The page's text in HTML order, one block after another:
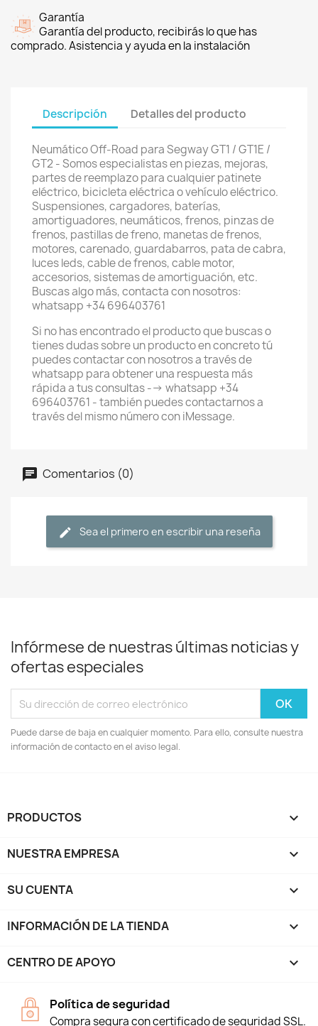
Garantía
Garantía del producto, recibirás lo que has
comprado. Asistencia y ayuda en la instalación
Descripción Detalles del producto
Neumático Off-Road para Segway GT1 / GT1E /
GT2 - Somos especialistas en piezas, mejoras,
partes de reemplazo para cualquier patinete
eléctrico, bicicleta eléctrica o vehículo eléctrico.
Suspensiones, cargadores, baterías,
amortiguadores, neumáticos, frenos, pinzas de
frenos, pastillas de freno, manetas de frenos,
motores, carenado, guardabarros, pata de cabra,
luces leds, cable de frenos, cable motor,
accesorios, sistemas de amortiguación, etc.
Buscas algo más, contacta con nosotros:
whatsapp +34 696403761
Si no has encontrado el producto que buscas o
tienes dudas sobre un producto en concreto tú
puedes contactar con nosotros a través de
whatsapp para obtener una respuesta más
rápida a tus consultas --> whatsapp +34
696403761 - también puedes contactarnos a
través del mismo número con iMessage.
Comentarios (0)
Sea el primero en escribir una reseña
Infórmese de nuestras últimas noticias y
ofertas especiales
Puede darse de baja en cualquier momento. Para ello, consulte nuestra
información de contacto en el aviso legal.
PRODUCTOS 
NUESTRA EMPRESA 
SU CUENTA 
INFORMACIÓN DE LA TIENDA keyboard_arrow_down
CENTRO DE APOYO 
Política de seguridad
Compra segura con certificado de seguridad SSL.